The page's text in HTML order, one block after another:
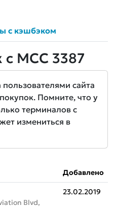
с кэшбэком
MCC 3387
сайта
Помните, что у
терминалов с
измениться в
Добавлено
Blvd,
23.02.2019